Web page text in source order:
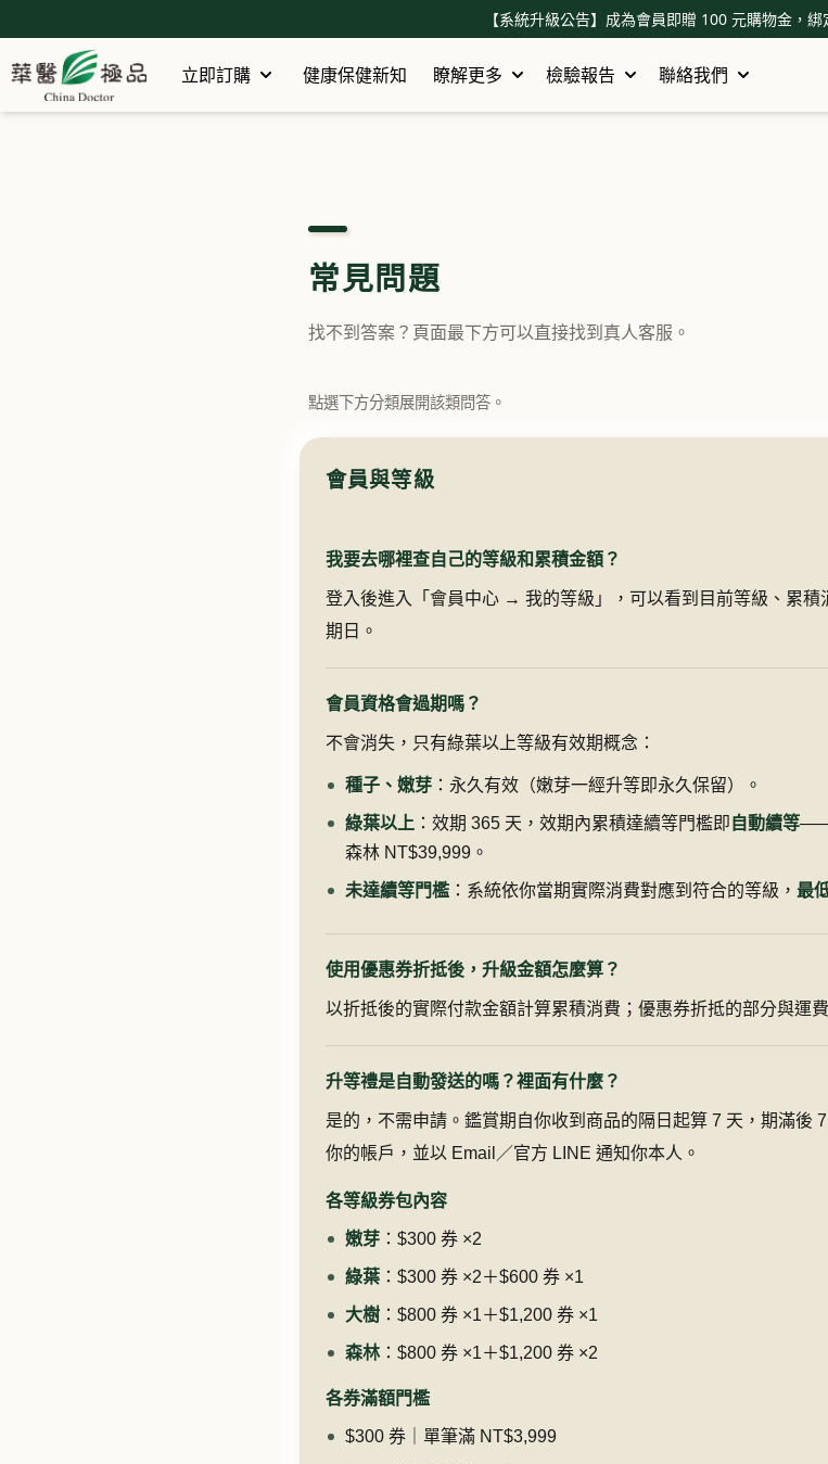
【系統升級公告】成為會員即贈 100 元購物金，
立即訂購 健康保健新知 瞭解更多 檢驗報告 聯絡我們
常見問題
找不到答案？頁面最下方可以直接找到真人客服。
點選下方分類展開該類問答。
會員與等級
我要去哪裡查自己的等級和累積金額？
登入後進入「會員中心 → 我的等級」，可以看到目前等級、累積
期日。
會員資格會過期嗎？
不會消失，只有綠葉以上等級有效期概念：
種子、嫩芽 ：永久有效（嫩芽一經升等即永久保留）。
綠葉以上 ：效期 365 天，效期內累積達續等門檻即 自動續等——
森林 NT$39,999。
未達續等門檻 ：系統依你當期實際消費對應到符合的等級， 最
使用優惠券折抵後，升級金額怎麼算？
以折抵後的實際付款金額計算累積消費；優惠券折抵的部分與運
升等禮是自動發送的嗎？裡面有什麼？
是的，不需申請。鑑賞期自你收到商品的隔日起算 7 天，期滿後
你的帳戶，並以 Email／官方 LINE 通知你本人。
各等級券包內容
嫩芽 ：$300 券 ×2
綠葉 ：$300 券 ×2＋$600 券 ×1
大樹 ：$800 券 ×1＋$1,200 券 ×1
森林：$800 券 ×1＋$1,200 券 ×2
各券滿額門檻
$300 券｜單筆滿 NT$3,999